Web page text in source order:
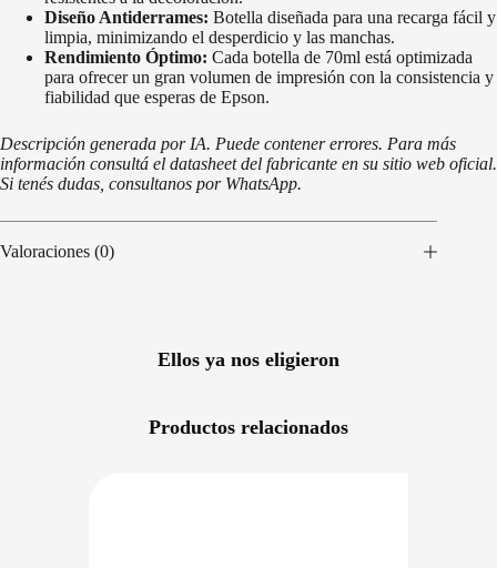
Diseño Antiderrames: Botella diseñada para una recarga fácil y
limpia, minimizando el desperdicio y las manchas.
Rendimiento Óptimo: Cada botella de 70ml está optimizada
para ofrecer un gran volumen de impresión con la consistencia y
fiabilidad que esperas de Epson.
Descripción generada por IA. Puede contener errores. Para más
información consultá el datasheet del fabricante en su sitio web oficial.
Si tenés dudas, consultanos por WhatsApp.
Valoraciones (0)
Ellos ya nos eligieron
Productos relacionados